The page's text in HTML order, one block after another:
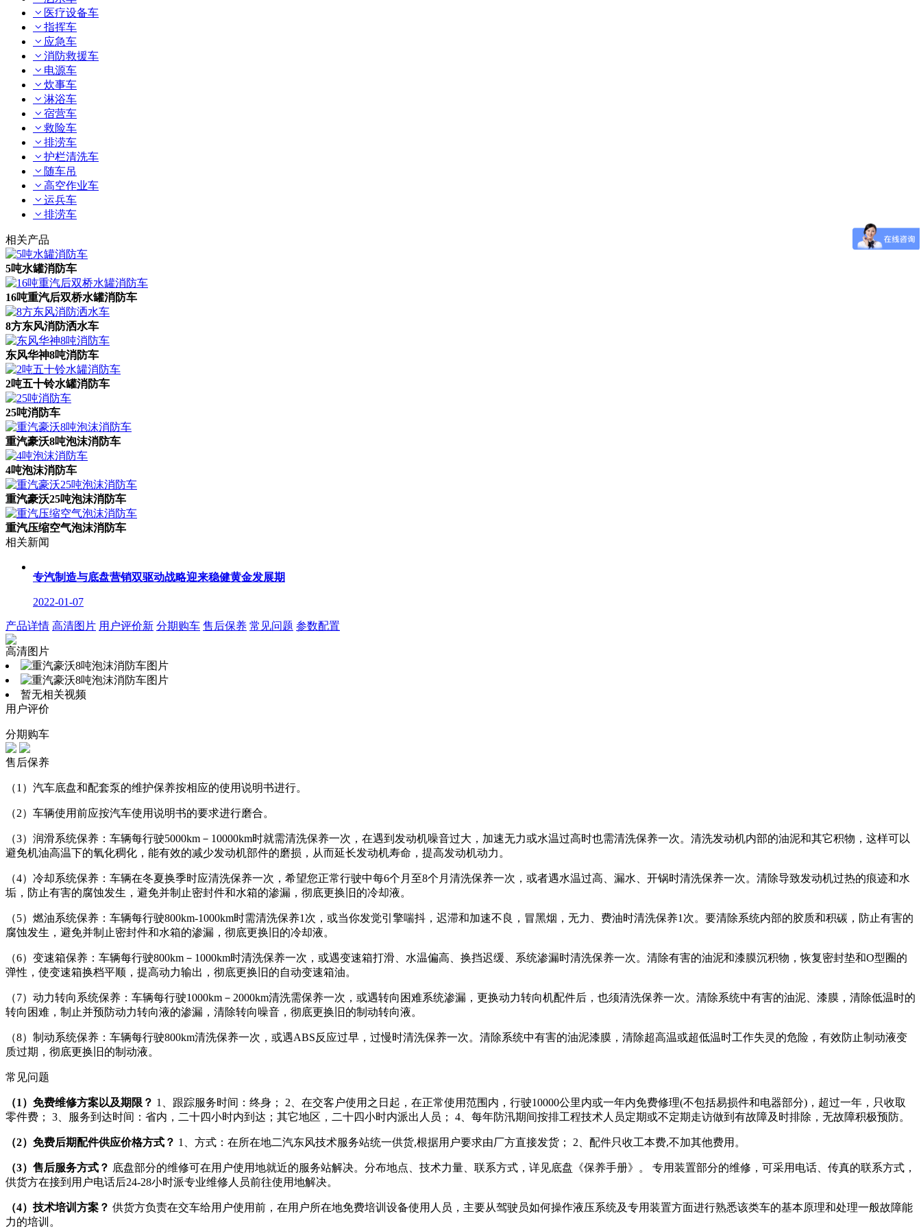
医疗设备车
指挥车
应急车
消防救援车
电源车
炊事车
淋浴车
宿营车
救险车
排涝车
护栏清洗车
随车吊
高空作业车
运兵车
排涝车
相关产品
5吨水罐消防车
16吨重汽后双桥水罐消防车
8方东风消防洒水车
东风华神8吨消防车
2吨五十铃水罐消防车
25吨消防车
重汽豪沃8吨泡沫消防车
4吨泡沫消防车
重汽豪沃25吨泡沫消防车
重汽压缩空气泡沫消防车
相关新闻
专汽制造与底盘营销双驱动战略迎来稳健黄金发展期
2022-01-07
产品详情 高清图片 用户评价新 分期购车 售后保养 常见问题 参数配置
高清图片
暂无相关视频
用户评价
分期购车
售后保养
（1）汽车底盘和配套泵的维护保养按相应的使用说明书进行。
（2）车辆使用前应按汽车使用说明书的要求进行磨合。
（3）润滑系统保养：车辆每行驶5000km－10000km时就需清洗保养一次，在遇到发动机噪音过大，加速无力或水温过高时也需清洗保养一次。清洗发动机内部的油泥和其它积物，这样可以
避免机油高温下的氧化稠化，能有效的减少发动机部件的磨损，从而延长发动机寿命，提高发动机动力。
（4）冷却系统保养：车辆在冬夏换季时应清洗保养一次，希望您正常行驶中每6个月至8个月清洗保养一次，或者遇水温过高、漏水、开锅时清洗保养一次。清除导致发动机过热的痕迹和水
垢，防止有害的腐蚀发生，避免并制止密封件和水箱的渗漏，彻底更换旧的冷却液。
（5）燃油系统保养：车辆每行驶800km-1000km时需清洗保养1次，或当你发觉引擎喘抖，迟滞和加速不良，冒黑烟，无力、费油时清洗保养1次。要清除系统内部的胶质和积碳，防止有害的
腐蚀发生，避免并制止密封件和水箱的渗漏，彻底更换旧的冷却液。
（6）变速箱保养：车辆每行驶800km－1000km时清洗保养一次，或遇变速箱打滑、水温偏高、换挡迟缓、系统渗漏时清洗保养一次。清除有害的油泥和漆膜沉积物，恢复密封垫和O型圈的
弹性，使变速箱换档平顺，提高动力输出，彻底更换旧的自动变速箱油。
（7）动力转向系统保养：车辆每行驶1000km－2000km清洗需保养一次，或遇转向困难系统渗漏，更换动力转向机配件后，也须清洗保养一次。清除系统中有害的油泥、漆膜，清除低温时的
转向困难，制止并预防动力转向液的渗漏，清除转向噪音，彻底更换旧的制动转向液。
（8）制动系统保养：车辆每行驶800km清洗保养一次，或遇ABS反应过早，过慢时清洗保养一次。清除系统中有害的油泥漆膜，清除超高温或超低温时工作失灵的危险，有效防止制动液变
质过期，彻底更换旧的制动液。
常见问题
（1）免费维修方案以及期限？ 1、跟踪服务时间：终身； 2、在交客户使用之日起，在正常使用范围内，行驶10000公里内或一年内免费修理(不包括易损件和电器部分)，超过一年，只收取
零件费； 3、服务到达时间：省内，二十四小时内到达；其它地区，二十四小时内派出人员； 4、每年防汛期间按排工程技术人员定期或不定期走访做到有故障及时排除，无故障积极预防。
（2）免费后期配件供应价格方式？ 1、方式：在所在地二汽东风技术服务站统一供货,根据用户要求由厂方直接发货； 2、配件只收工本费,不加其他费用。
（3）售后服务方式？ 底盘部分的维修可在用户使用地就近的服务站解决。分布地点、技术力量、联系方式，详见底盘《保养手册》。 专用装置部分的维修，可采用电话、传真的联系方式，
供货方在接到用户电话后24-28小时派专业维修人员前往使用地解决。
（4）技术培训方案？ 供货方负责在交车给用户使用前，在用户所在地免费培训设备使用人员，主要从驾驶员如何操作液压系统及专用装置方面进行熟悉该类车的基本原理和处理一般故障能
力的培训。